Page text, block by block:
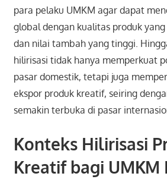
para pelaku UMKM agar dapat
global dengan kualitas produk
dan nilai tambah yang tinggi.
hilirisasi tidak hanya memperkuat
pasar domestik, tetapi juga
ekspor produk kreatif, seiring
semakin terbuka di pasar
Konteks Hilirisasi
Kreatif bagi UMKM